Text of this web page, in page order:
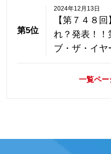
第5位
2024年12月13日
【第７４８
れ？発表！！
ブ・ザ・イヤ
一覧ペー